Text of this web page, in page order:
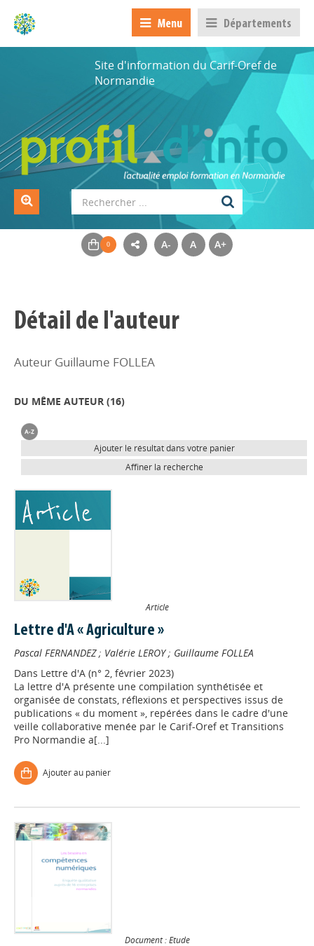
Menu Départements
Site d'information du Carif-Oref de
Normandie
A- A A+
Détail de l'auteur
Auteur Guillaume FOLLEA
DU MÊME AUTEUR (16)
Ajouter le résultat dans votre panier
Affiner la recherche
Article
Lettre d'A « Agriculture »
Pascal FERNANDEZ; Valérie LEROY; Guillaume FOLLEA
Dans Lettre d'A (n° 2, février 2023)
La lettre d'A présente une compilation synthétisée et
organisée de constats, réflexions et perspectives issus de
publications « du moment », repérées dans le cadre d'une
veille collaborative menée par le Carif-Oref et Transitions
Pro Normandie a[...]
Ajouter au panier
Document : Etude